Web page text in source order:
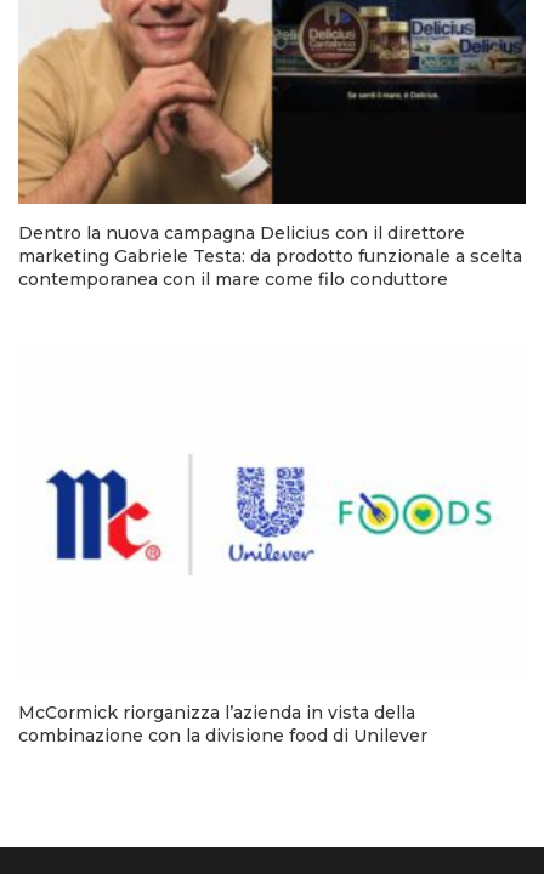
Dentro la nuova campagna Delicius con il direttore
marketing Gabriele Testa: da prodotto funzionale a scelta
contemporanea con il mare come filo conduttore
McCormick riorganizza l’azienda in vista della
combinazione con la divisione food di Unilever